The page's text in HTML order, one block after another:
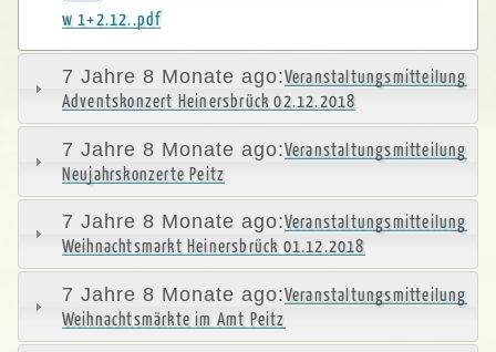
w 1+2.12..pdf
7 Jahre 8 Monate ago:Veranstaltungsmitteilung
Adventskonzert Heinersbrück 02.12.2018
7 Jahre 8 Monate ago:Veranstaltungsmitteilung
Neujahrskonzerte Peitz
7 Jahre 8 Monate ago:Veranstaltungsmitteilung
Weihnachtsmarkt Heinersbrück 01.12.2018
7 Jahre 8 Monate ago:Veranstaltungsmitteilung
Weihnachtsmärkte im Amt Peitz